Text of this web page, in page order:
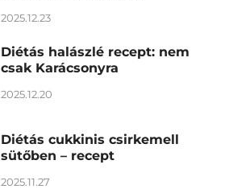
2025.12.23
Diétás halászlé recept: nem
csak Karácsonyra
2025.12.20
Diétás cukkinis csirkemell
sütőben – recept
2025.11.27